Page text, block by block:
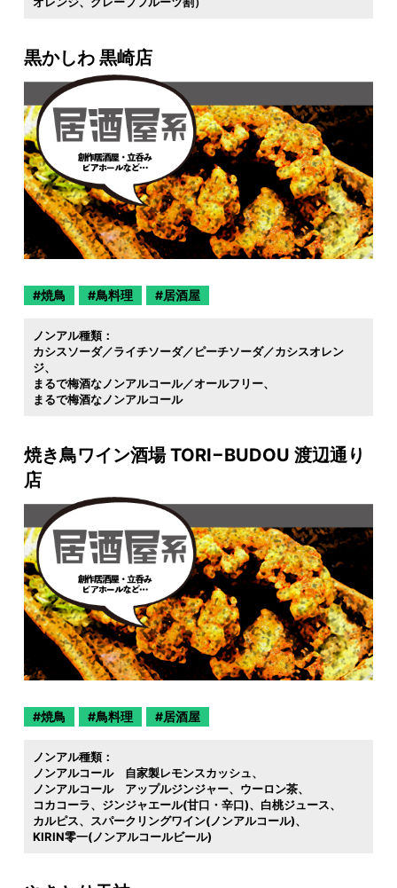
黒かしわ 黒崎店
焼鳥 鳥料理 居酒屋
ノンアル種類：
カシスソーダ／ライチソーダ／ピーチソーダ／カシスオレン
ジ
まるで梅酒なノンアルコール／オールフリー
まるで梅酒なノンアルコール
焼き鳥ワイン酒場 TORI−BUDOU 渡辺通り
店
焼鳥 鳥料理 居酒屋
ノンアル種類：
ノンアルコール 自家製レモンスカッシュ
ノンアルコール アップルジンジャー
ウーロン茶
コカコーラ
ジンジャエール(甘口・辛口)
白桃ジュース
カルピス
スパークリングワイン(ノンアルコール)
KIRIN零一(ノンアルコールビール)